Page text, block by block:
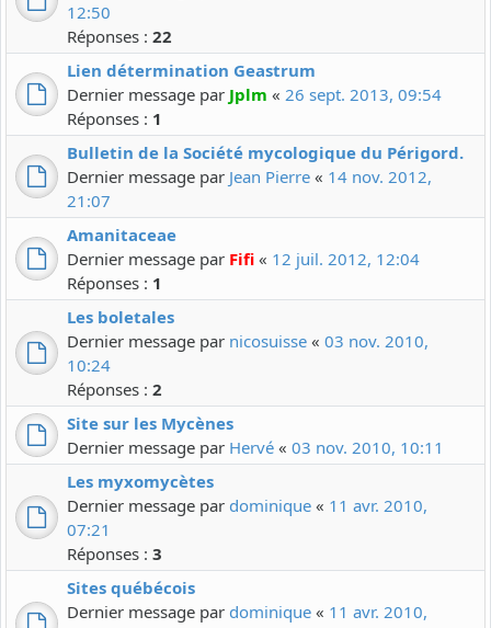
12:50
Réponses : 22
Lien détermination Geastrum
Dernier message par Jplm « 26 sept. 2013, 09:54
Réponses : 1
Bulletin de la Société mycologique du Périgord.
Dernier message par Jean Pierre « 14 nov. 2012,
21:07
Amanitaceae
Dernier message par Fifi « 12 juil. 2012, 12:04
Réponses : 1
Les boletales
Dernier message par nicosuisse « 03 nov. 2010,
10:24
Réponses : 2
Site sur les Mycènes
Dernier message par Hervé « 03 nov. 2010, 10:11
Les myxomycètes
Dernier message par dominique « 11 avr. 2010,
07:21
Réponses : 3
Sites québécois
Dernier message par dominique « 11 avr. 2010,